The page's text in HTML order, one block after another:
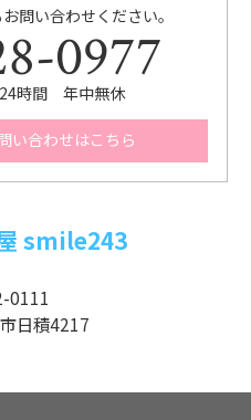
問い合わせください。
0977
24時間 年中無休
い合わせはこちら
smile243
0111
日積4217